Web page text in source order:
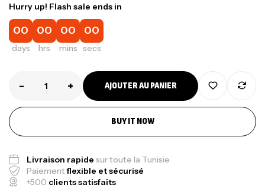
Hurry up! Flash sale ends in
00
days
00
hrs
00
mins
00
secs
- + AJOUTER AU PANIER
BUY IT NOW
Livraison rapide sur toute la Tunisie
Paiementflexible et sécurisé
+500 clients satisfaits